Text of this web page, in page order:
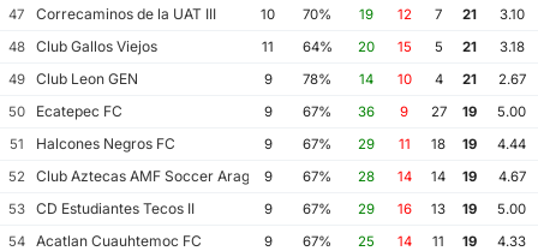
47
Correcaminos de la UAT III 10 70% 19 12 7 21
3.10
48
Club Gallos Viejos 11 64% 20 15 5 21
3.18
49
Club Leon GEN 9 78% 14 10 4 21
2.67
50
Ecatepec FC 9 67% 36 9 27 19
5.00
51
Halcones Negros FC 9 67% 29 11 18 19
4.44
52
Club Aztecas AMF Soccer Aragon9 67% 28 14 14 19
4.67
53
CD Estudiantes Tecos II 9 67% 29 16 13 19
5.00
54
Acatlan Cuauhtemoc FC 9 67% 25 14 11 19
4.33